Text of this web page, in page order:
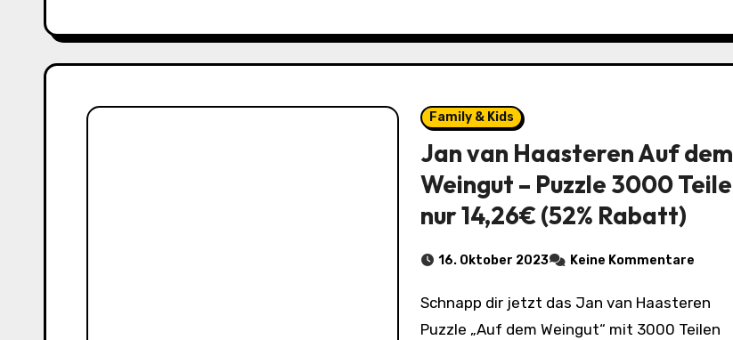
Family & Kids
Jan van Haasteren Auf dem
Weingut – Puzzle 3000 Teile
nur 14,26€ (52% Rabatt)
16. Oktober 2023 Keine Kommentare
Schnapp dir jetzt das Jan van Haasteren
Puzzle „Auf dem Weingut“ mit 3000 Teilen